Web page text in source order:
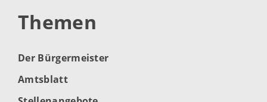
Themen
Der Bürgermeister
Amtsblatt